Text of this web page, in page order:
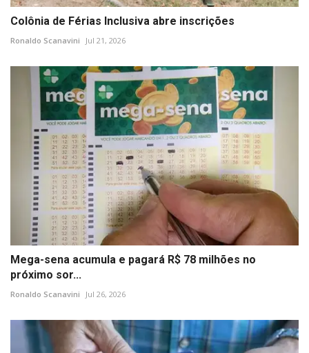
Colônia de Férias Inclusiva abre inscrições
Ronaldo Scanavini Jul 21, 2026
Mega-sena acumula e pagará R$ 78 milhões no
próximo sor...
Ronaldo Scanavini Jul 26, 2026